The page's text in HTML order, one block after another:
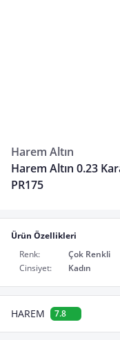
Harem Altın
Harem Altın 0.23
PR175
Ürün Özellikleri
Renk:
Çok Renkli
Cinsiyet:
Kadın
HAREM 7.8